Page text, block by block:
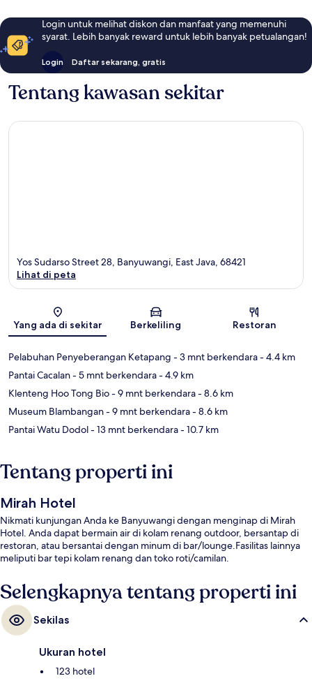
Login untuk melihat diskon dan manfaat yang memenuhi
syarat. Lebih banyak reward untuk lebih banyak petualangan!
Login Daftar sekarang, gratis
Tentang kawasan sekitar
Peta
Yos Sudarso Street 28, Banyuwangi, East Java, 68421
Lihat di peta
Yang ada di sekitar Berkeliling Restoran
Pelabuhan Penyeberangan Ketapang - 3 mnt berkendara- 4.4 km
Pantai Cacalan- 5 mnt berkendara- 4.9 km
Klenteng Hoo Tong Bio- 9 mnt berkendara- 8.6 km
Museum Blambangan- 9 mnt berkendara- 8.6 km
Pantai Watu Dodol- 13 mnt berkendara- 10.7 km
Tentang properti ini
Mirah Hotel
Nikmati kunjungan Anda ke Banyuwangi dengan menginap di Mirah
Hotel. Anda dapat bermain air di kolam renang outdoor, bersantap di
restoran, atau bersantai dengan minum di bar/lounge.Fasilitas lainnya
meliputi bar tepi kolam renang dan toko roti/camilan.
Selengkapnya tentang properti ini
Sekilas
Ukuran hotel
123 hotel